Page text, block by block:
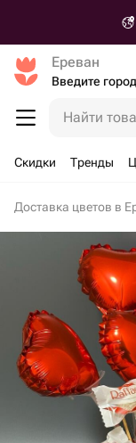
Ереван
Найти
Скидки Тренды
Доставка цветов в